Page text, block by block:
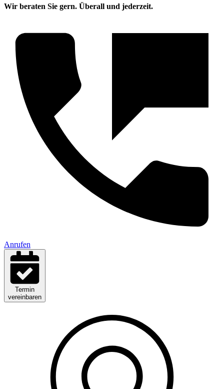
Wir beraten Sie gern. Überall und jederzeit.
Anrufen
Termin
vereinbaren